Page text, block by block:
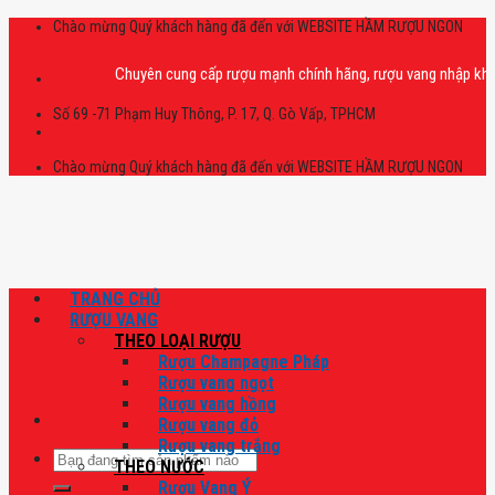
Skip
Chào mừng Quý khách hàng đã đến với WEBSITE HẦM RƯỢU NGON
Chuyên cung cấp rượu mạnh chính hãng, rượu vang nhập khẩu
Số 69 -71 Phạm Huy Thông, P. 17, Q. Gò Vấp, TPHCM
Chào mừng Quý khách hàng đã đến với WEBSITE HẦM RƯỢU NGON
Tìm
kiếm:
TRANG CHỦ
RƯỢU VANG
THEO LOẠI RƯỢU
Rượu Champagne Pháp
Rượu vang ngọt
Rượu vang hồng
Rượu vang đỏ
Rượu vang trắng
THEO NƯỚC
Rượu Vang Ý